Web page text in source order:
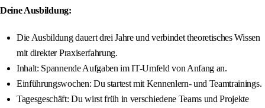
Deine Ausbildung:
Die Ausbildung dauert drei Jahre und verbindet theoretisches Wissen
mit direkter Praxiserfahrung.
Inhalt: Spannende Aufgaben im IT-Umfeld von Anfang an.
Einführungswochen: Du startest mit Kennenlern- und Teamtrainings.
Tagesgeschäft: Du wirst früh in verschiedene Teams und Projekte